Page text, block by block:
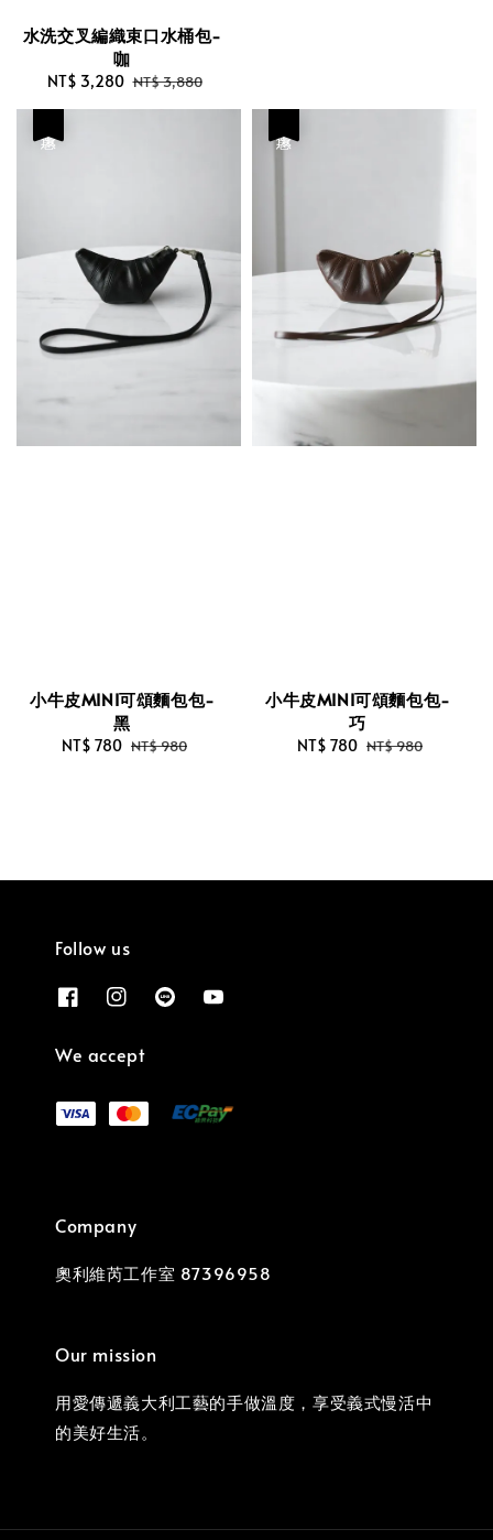
水洗交叉編織束口水桶包-
咖
Sale
price
NT$ 3,280 Regular
price
NT$ 3,880
小牛皮MINI可頌麵包包-
黑
Sale
NT$ 780 Regular
NT$ 980
小牛皮MINI可頌麵包包-
巧
Sale
NT$ 780 Regular
NT$ 980
Follow us
We accept
Company
奧利維芮工作室 87396958
Our mission
用愛傳遞義大利工藝的手做溫度，享受義式慢活中
的美好生活。